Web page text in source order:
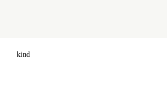
kind